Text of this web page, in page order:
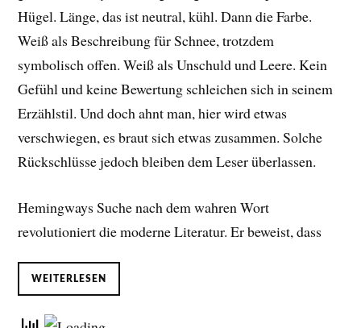
Hügel. Länge, das ist neutral, kühl. Dann die Farbe.
Weiß als Beschreibung für Schnee, trotzdem
symbolisch offen. Weiß als Unschuld und Leere. Kein
Gefühl und keine Bewertung schleichen sich in seinem
Erzählstil. Und doch ahnt man, hier wird etwas
verschwiegen, es braut sich etwas zusammen. Solche
Rückschlüsse jedoch bleiben dem Leser überlassen.
Hemingways Suche nach dem wahren Wort
revolutioniert die moderne Literatur. Er beweist, dass
WEITERLESEN